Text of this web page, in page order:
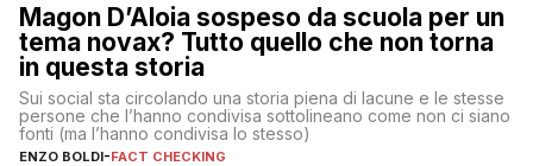
Magon D’Aloia sospeso da scuola per un
tema novax? Tutto quello che non torna
in questa storia
Sui social sta circolando una storia piena di lacune e le stesse
persone che l’hanno condivisa sottolineano come non ci siano
fonti (ma l’hanno condivisa lo stesso)
ENZO BOLDI-FACT CHECKING